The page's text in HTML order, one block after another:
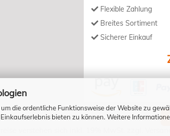
die ordentliche Funktionsweise der Website zu
bieten zu können. Weitere
Flexible Zahlung
Breites Sortiment
Sicherer Einkauf